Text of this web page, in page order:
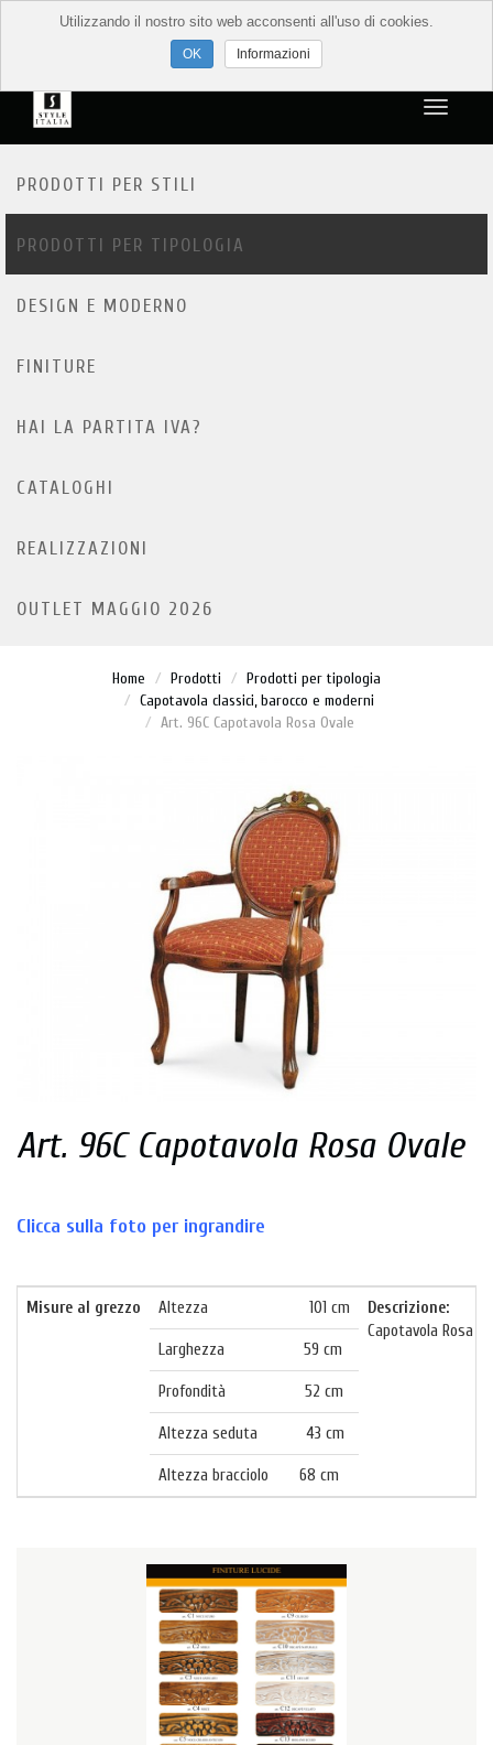
PRODOTTI PER STILI
PRODOTTI PER TIPOLOGIA
DESIGN E MODERNO
FINITURE
HAI LA PARTITA IVA?
CATALOGHI
REALIZZAZIONI
OUTLET MAGGIO 2026
Home Prodotti
Prodotti per tipologia
Capotavola classici, barocco e moderni
Art. 96C Capotavola Rosa Ovale
Art. 96C Capotavola Rosa Ovale
Clicca sulla foto per ingrandire
Misure al grezzo Altezza 101 cm
Descrizione:
Capotavola Rosa
Larghezza 59 cm
Profondità 52 cm
Altezza seduta 43 cm
Altezza bracciolo 68 cm
Utilizzando il nostro sito web acconsenti all'uso di cookies.
Informazioni